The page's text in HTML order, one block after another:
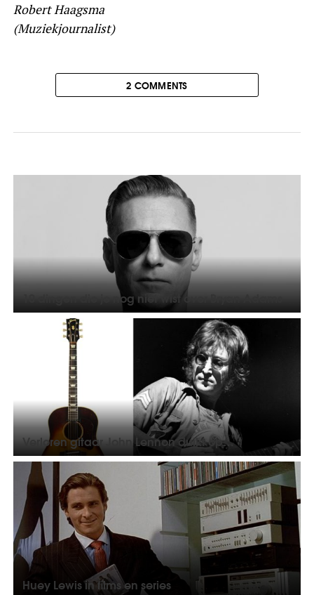
Robert Haagsma
(Muziekjournalist)
2 COMMENTS
10 dingen die je nog niet wist over Bryan Adams
Verloren gitaar John Lennon duikt op…
Huey Lewis in films en series